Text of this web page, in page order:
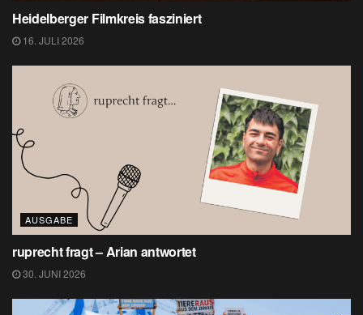
Heidelberger Filmkreis fasziniert
16. JULI 2026
AUSGABE
ruprecht fragt – Arian antwortet
30. JUNI 2026